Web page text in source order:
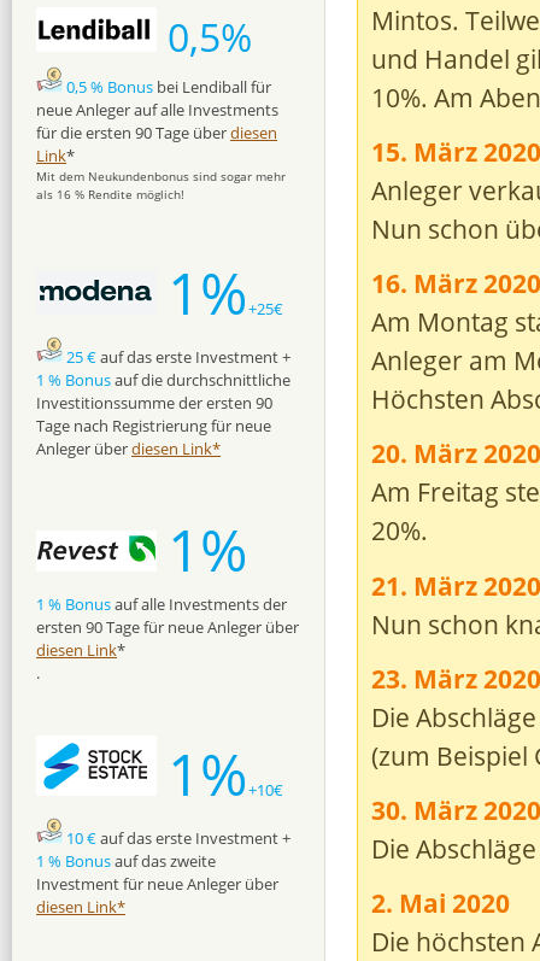
Mintos.
und Handel
10%. Am
15. März 2020
Anleger
Nun schon
16. März 2020
Am Montag
Anleger am
Höchsten
20. März 2020
Am Freitag
20%.
21. März 2020
Nun schon
23. März 2020
Die
(zum Beispiel
30. März 2020
Die
2. Mai 2020
Die höchsten
0,5%
0,5 % Bonus bei Lendiball für
neue Anleger auf alle Investments
für die ersten 90 Tage überdiesen
Link*
Mit dem Neukundenbonus sind sogar mehr
als 16 % Rendite möglich!
1%+25€
25 €auf das erste Investment +
1 % Bonusauf die durchschnittliche
Investitionssumme der ersten 90
Tage nach Registrierung für neue
Anleger überdiesen Link*
1%
1 % Bonusauf alle Investments der
ersten 90 Tage für neue Anleger über
diesen Link*
.
1%+10€
10 €auf das erste Investment +
1 % Bonusauf das zweite
Investment für neue Anleger über
diesen Link*